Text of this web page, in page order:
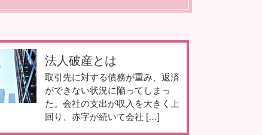
法人破産とは
取引先に対する債務が重み、返済
ができない状況に陥ってしまっ
た。会社の支出が収入を大きく上
回り、赤字が続いて会社 […]